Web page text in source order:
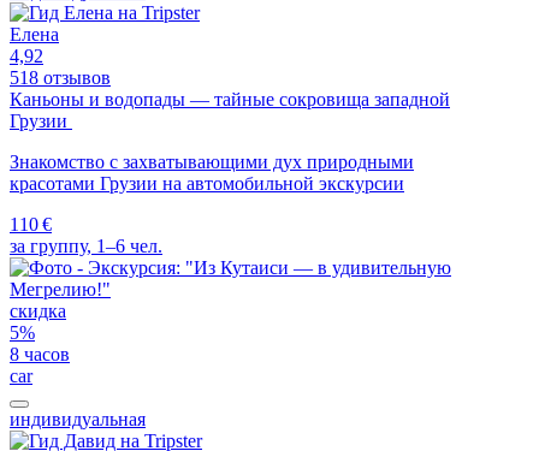
Елена
4,92
518 отзывов
Каньоны и водопады — тайные сокровища западной
Грузии
Знакомство с захватывающими дух природными
красотами Грузии на автомобильной экскурсии
110 €
за группу, 1–6 чел.
скидка
5%
8 часов
car
индивидуальная